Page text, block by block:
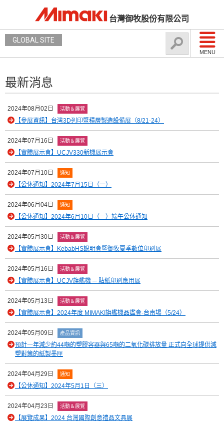
台灣御牧股份有限公司
MENU
GLOBAL SITE
最新消息
2024年08月02日 活動＆展覽
【參展資訊】台灣3D列印暨積層製造設備展（8/21-24）
2024年07月16日 活動＆展覽
【實體展示會】UCJV330新機展示會
2024年07月10日 通知
【公休通知】2024年7月15日（一）
2024年06月04日 通知
【公休通知】2024年6月10日（一）端午公休通知
2024年05月30日 活動＆展覽
【實體展示會】KebabHS說明會暨御牧夏季數位印刷展
2024年05月16日 活動＆展覽
【實體展示會】UCJV旗艦機 ─ 貼紙印刷應用展
2024年05月13日 活動＆展覽
【實體展示會】2024年度 MIMAKI旗艦機品鑑會-台南場（5/24）
2024年05月09日 產品資訊
預計一年減少約44噸的塑膠容器與65噸的二氧化碳排放量 正式向全球提供減
塑對策的紙製墨匣
2024年04月29日 通知
【公休通知】2024年5月1日（三）
2024年04月23日 活動＆展覽
【展覽成果】2024 台灣國際創意禮品文具展